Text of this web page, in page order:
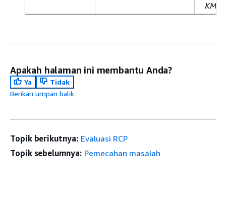
KMS
Apakah halaman ini membantu Anda?
Ya
Tidak
Berikan umpan balik
Topik berikutnya: Evaluasi RCP
Topik sebelumnya: Pemecahan masalah